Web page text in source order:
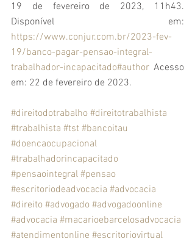
19 de fevereiro de 2023, 11h43.
https://www.conjur.com.br/2023-fev-
19/banco-pagar-pensao-integral-
trabalhador-incapacitado#author Acesso
em: 22 de fevereiro de 2023.
#direitodotrabalho #direitotrabalhista
#trabalhista #tst #bancoitau
#doencaocupacional
#trabalhadorincapacitado
#pensaointegral #pensao
#escritoriodeadvocacia #advocacia
#direito #advogado #advogadoonline
#advocacia #macarioebarcelosadvocacia
#atendimentonline #escritoriovirtual